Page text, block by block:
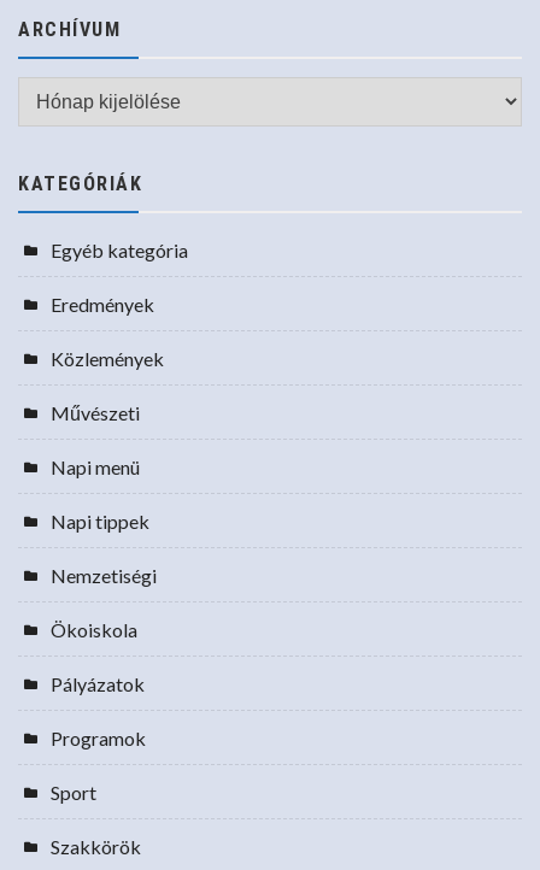
ARCHÍVUM
Archívum
KATEGÓRIÁK
Egyéb kategória
Eredmények
Közlemények
Művészeti
Napi menü
Napi tippek
Nemzetiségi
Ökoiskola
Pályázatok
Programok
Sport
Szakkörök